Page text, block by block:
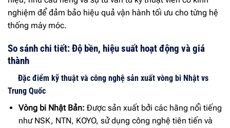
nghiệm để đảm bảo hiệu quả vận hành tối ưu cho từng hệ
thống máy móc.
So sánh chi tiết: Độ bền, hiệu suất hoạt động và giá
thành
Đặc điểm kỹ thuật và công nghệ sản xuất vòng bi Nhật vs
Trung Quốc
Vòng bi Nhật Bản: Được sản xuất bởi các hãng nổi tiếng
như NSK, NTN, KOYO, sử dụng công nghệ tiên tiến và